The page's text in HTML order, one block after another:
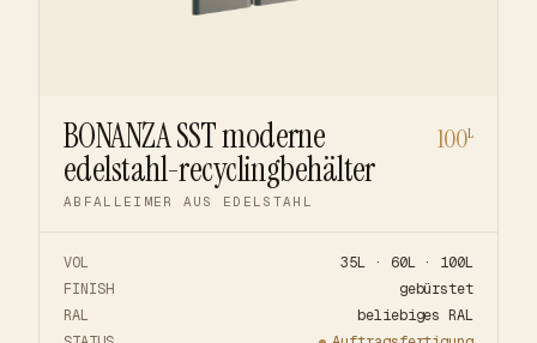
BONANZA SST moderne
edelstahl-recyclingbehälter
ABFALLEIMER AUS EDELSTAHL
100L
VOL
35L · 60L · 100L
FINISH
gebürstet
RAL
beliebiges RAL